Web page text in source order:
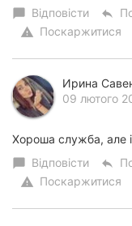
Івано-
Франківськ
Луцьк
Ужгород
Карпати
chat_bubble Відповісти reply
warning Поскаржитися
Ирина
09 лютого
Хороша служба, але
chat_bubble Відповісти reply
warning Поскаржитися